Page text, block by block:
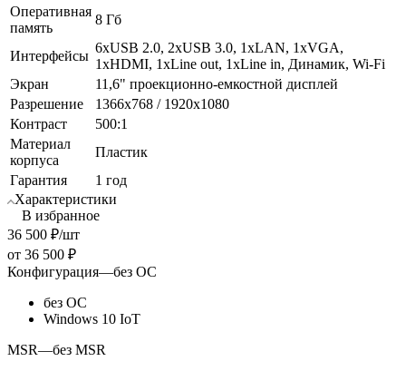
Оперативная
память
8 Гб
Интерфейсы
6хUSB 2.0, 2хUSB 3.0, 1хLAN, 1хVGA,
1хHDMI, 1хLine out, 1хLine in, Динамик, Wi-Fi
Экран
11,6" проекционно-емкостной дисплей
Разрешение
1366x768 / 1920х1080
Контраст
500:1
Материал
корпуса
Пластик
Гарантия
1 год
Характеристики
В избранное
36 500 ₽/шт
от 36 500 ₽
Конфигурация—без ОС
без ОС
Windows 10 IoT
MSR—без MSR